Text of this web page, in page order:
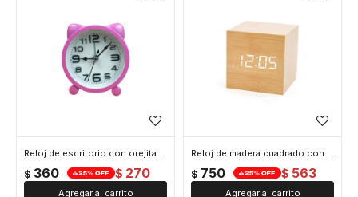
Reloj de escritorio con orejitas de gato - Rosado
$ 360 $ 270
Reloj de madera cuadrado con luz led blanca chico
$ 750 $ 563